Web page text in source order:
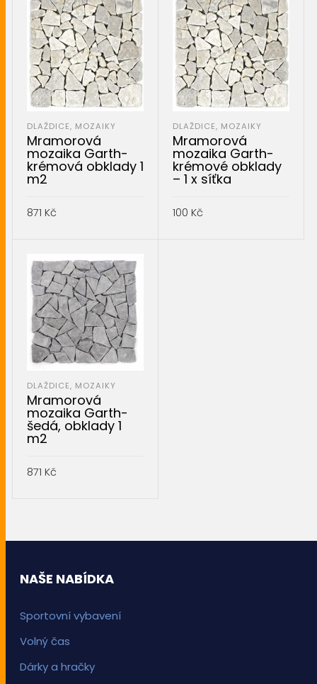
DLAŽDICE, MOZAIKY
Mramorová
mozaika Garth-
krémová obklady 1
m2
871 Kč
DLAŽDICE, MOZAIKY
Mramorová
mozaika Garth-
krémové obklady
– 1 x síťka
100 Kč
DLAŽDICE, MOZAIKY
Mramorová
mozaika Garth-
šedá, obklady 1
m2
871 Kč
NAŠE NABÍDKA
Sportovní vybavení
Volný čas
Dárky a hračky